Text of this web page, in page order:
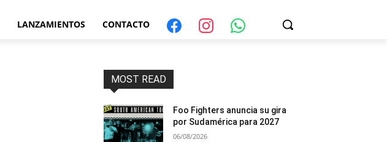
LANZAMIENTOS CONTACTO
MOST READ
Foo Fighters anuncia su gira
por Sudamérica para 2027
06/08/2026